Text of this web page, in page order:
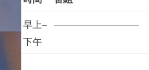
早上–
下午
—————————